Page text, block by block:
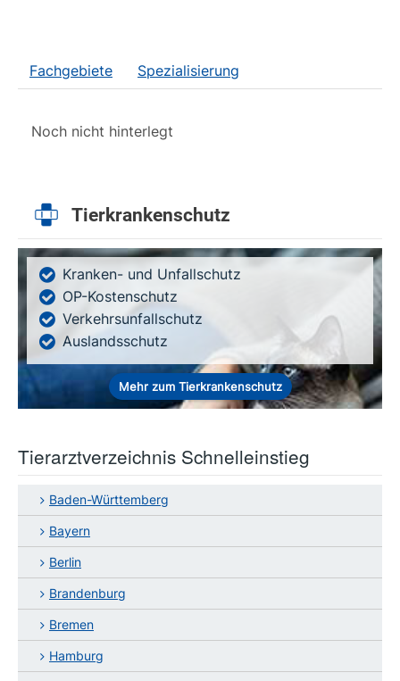
Fachgebiete Spezialisierung
Noch nicht hinterlegt
Tierkrankenschutz
Kranken- und Unfallschutz
OP-Kostenschutz
Verkehrsunfallschutz
Auslandsschutz
Mehr zum Tierkrankenschutz
Tierarztverzeichnis Schnelleinstieg
Baden-Württemberg
Bayern
Berlin
Brandenburg
Bremen
Hamburg